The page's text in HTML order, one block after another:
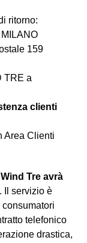
ritorno:
159
TRE a
clienti
Area Clienti
Wind Tre avrà
Il servizio è
telefonico
drastica,